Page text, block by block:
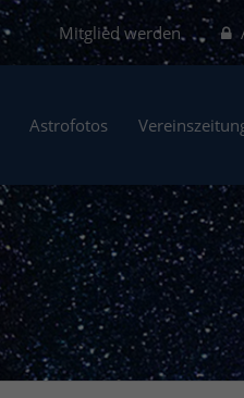
Mitglied werden
Astrofotos